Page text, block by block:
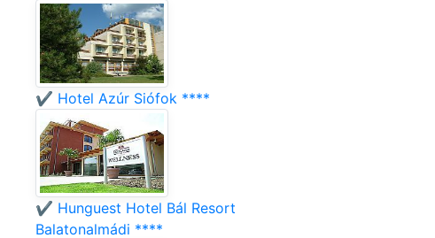
✔️ Hotel Azúr Siófok ****
✔️ Hunguest Hotel Bál Resort
Balatonalmádi ****